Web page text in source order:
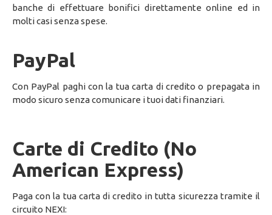
banche di effettuare bonifici direttamente online ed in
molti casi senza spese.
PayPal
Con PayPal paghi con la tua carta di credito o prepagata in
modo sicuro senza comunicare i tuoi dati finanziari.
Carte di Credito (No
American Express)
Paga con la tua carta di credito in tutta sicurezza tramite il
circuito NEXI: